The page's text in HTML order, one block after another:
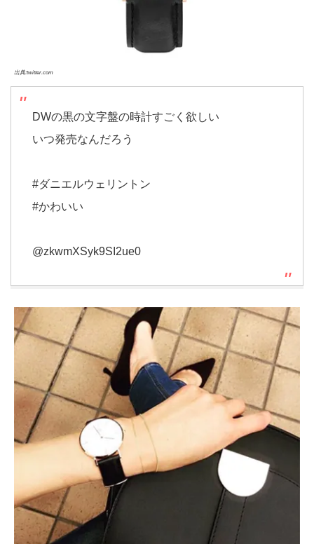
出典:twitter.com
DWの黒の文字盤の時計すごく欲しい
いつ発売なんだろう
#ダニエルウェリントン
#かわいい
@zkwmXSyk9SI2ue0